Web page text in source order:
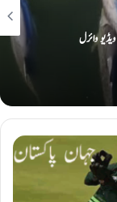
تیار ہے: ایران